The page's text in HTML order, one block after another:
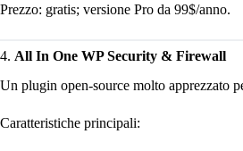
Prezzo: gratis; versione Pro da 99$/anno.
4. All In One WP Security & Firewall
Un plugin open-source molto apprezzato
Caratteristiche principali: